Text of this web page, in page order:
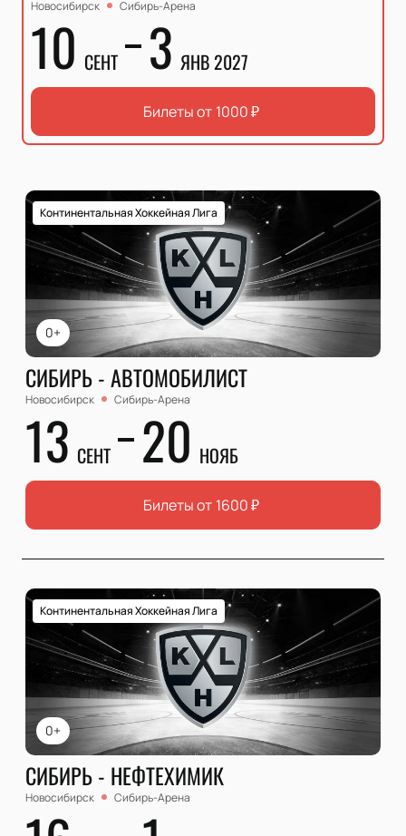
Новосибирск Сибирь-Арена
10 СЕНТ 3 ЯНВ 2027
Билеты от 1000₽
0+
Континентальная Хоккейная Лига
СИБИРЬ - АВТОМОБИЛИСТ
Новосибирск Сибирь-Арена
13 СЕНТ 20 НОЯБ
Билеты от 1600₽
0+
Континентальная Хоккейная Лига
СИБИРЬ - НЕФТЕХИМИК
Новосибирск Сибирь-Арена